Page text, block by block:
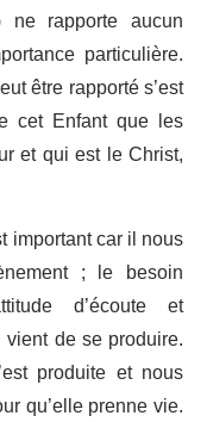
ne rapporte aucun
particulière.
être rapporté s’est
cet Enfant que les
et qui est le Christ,
important car il nous
; le besoin
d’écoute et
de se produire.
produite et nous
qu’elle prenne vie.